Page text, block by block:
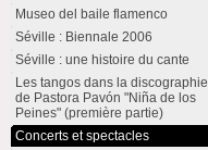
Museo del baile flamenco
Séville : Biennale 2006
Séville : une histoire du cante
Les tangos dans la discographie
de Pastora Pavón "Niña de los
Peines" (première partie)
Concerts et spectacles